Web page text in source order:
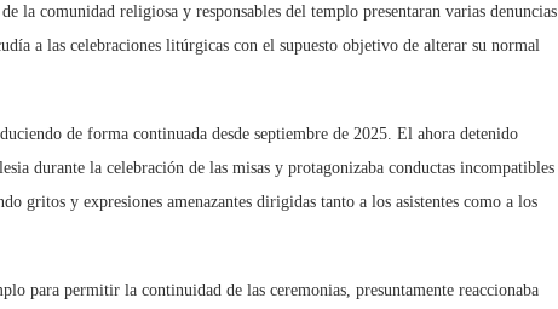
la comunidad religiosa y responsables del templo presentaran varias denuncias
a las celebraciones litúrgicas con el supuesto objetivo de alterar su normal
de forma continuada desde septiembre de 2025. El ahora detenido
durante la celebración de las misas y protagonizaba conductas incompatibles
gritos y expresiones amenazantes dirigidas tanto a los asistentes como a los
para permitir la continuidad de las ceremonias, presuntamente reaccionaba